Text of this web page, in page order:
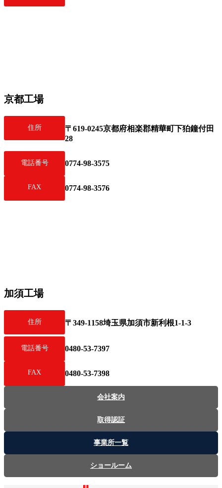
京都工場
住所
〒619-0245京都府相楽郡精華町下狛鐘付田
28
電話番号 0774-98-3575
FAX 0774-98-3576
加須工場
住所 〒349-1158埼玉県加須市新利根1-1-3
電話番号 0480-53-7397
FAX 0480-53-7398
会社案内
取得認証
事業所一覧
ショールーム